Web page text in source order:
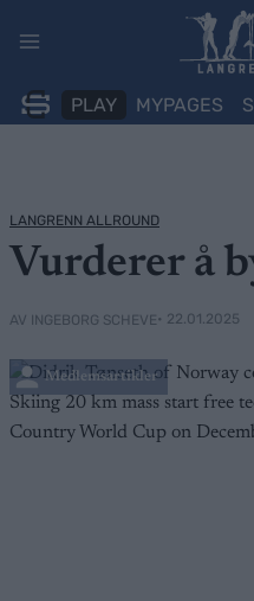
PLAY MYPAGES
LANGRENN ALLROUND
Vurderer å
AV INGEBORG SCHEVE• 22.01.2025
Medlemsartikler